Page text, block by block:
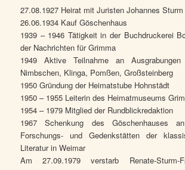
27.08.1927 Heirat mit Juristen Johannes Sturm
26.06.1934 Kauf Göschenhaus
1939 – 1946 Tätigkeit in der Buchdruckerei
der Nachrichten für Grimma
1949 Aktive Teilnahme an
Nimbschen, Klinga, Pomßen, Großsteinberg
1950 Gründung der Heimatstube Hohnstädt
1950 – 1955 Leiterin des Heimatmuseums
1954 – 1979 Mitglied der Rundblickredaktion
1967 Schenkung des Göschenhauses
Forschungs- und Gedenkstätten der
Literatur in Weimar
Am 27.09.1979 verstarb Renate-